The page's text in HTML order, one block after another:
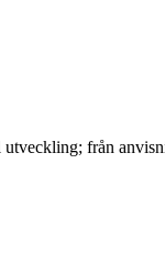
utveckling; från